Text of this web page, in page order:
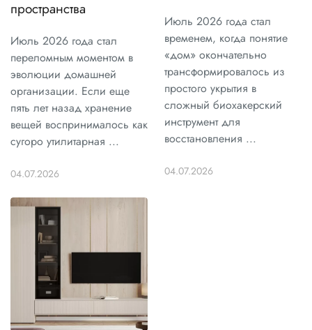
пространства
Июль 2026 года стал
переломным моментом в
эволюции домашней
организации. Если еще
пять лет назад хранение
вещей воспринималось как
сугоро утилитарная ...
04.07.2026
Июль 2026 года стал
временем, когда понятие
«дом» окончательно
трансформировалось из
простого укрытия в
сложный биохакерский
инструмент для
восстановления ...
04.07.2026